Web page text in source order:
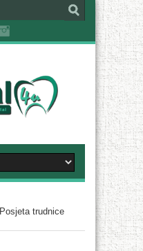
Posjeta trudnice